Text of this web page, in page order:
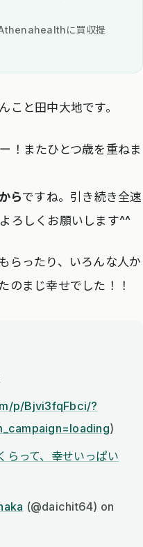
に買収提
こと田中大地です。
！またひとつ歳を重ねま
らですね。引き続き全速
ろしくお願いします^^
らったり、いろんな人か
のまじ幸せでした！！
p/Bjvi3fqFbci/?
)
らって、幸せいっぱい
(@daichit64) on